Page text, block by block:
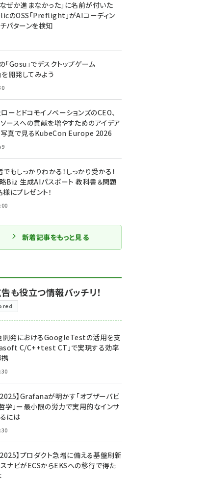
ぜか進まなかった」に名前が付いた
のOSS「Preflight」がAIコーディン
パターンを検知
「Gosu」でデスクトップゲーム
を開発してみよう
ーとドコモイノベーションズのCEO、
ースへの貢献を増やすためのアイデア
写真で見るKubeCon Europe 2026
もしっかりわかる！しっかり受かる！
Biz 生成AIパスポート 教科書＆問題
にプレゼント！
新着記事をもっと見る
も役立つ情報バッチリ！
開発におけるGoogleTestの活用を支
C/C++test CT」で実現する効率
】Grafanaが明かす「オブザーバビ
学」ー最小限の労力で実用的なインサ
には
】プロダクト急増に備える基盤刷新
ナビがECSからEKSへの移行で得た